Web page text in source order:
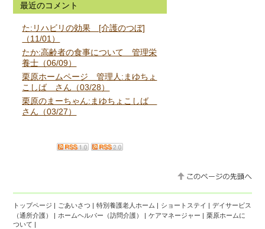
最近のコメント
た:リハビリの効果 [介護のつぼ]
（11/01）
たか:高齢者の食事について 管理栄
養士（06/09）
栗原ホームページ 管理人:まゆちょ
こしば さん（03/28）
栗原のまーちゃん:まゆちょこしば
さん（03/27）
トップページ | ごあいさつ | 特別養護老人ホーム | ショートステイ | デイサービス
（通所介護）
| ホームヘルパー（訪問介護） | ケアマネージャー | 栗原ホームに
ついて |